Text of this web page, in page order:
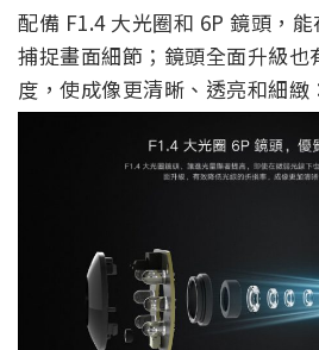
配備 F1.4 大光圈和 6P 鏡頭，
捕捉畫面細節；鏡頭全面升級也
度，使成像更清晰、透亮和細緻